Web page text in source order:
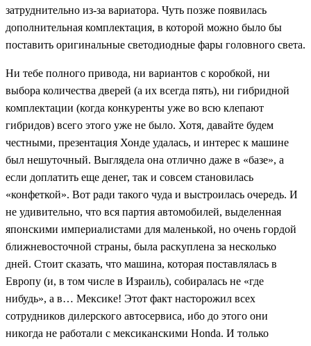
затруднительно из-за вариатора. Чуть позже появилась
дополнительная комплектация, в которой можно было бы
поставить оригинальные светодиодные фары головного света.
Ни тебе полного привода, ни вариантов с коробкой, ни
выбора количества дверей (а их всегда пять), ни гибридной
комплектации (когда конкуренты уже во всю клепают
гибридов) всего этого уже не было. Хотя, давайте будем
честными, презентация Хонде удалась, и интерес к машине
был нешуточный. Выглядела она отлично даже в «базе», а
если доплатить еще денег, так и совсем становилась
«конфеткой». Вот ради такого чуда и выстроилась очередь. И
не удивительно, что вся партия автомобилей, выделенная
японскими империалистами для маленькой, но очень гордой
ближневосточной страны, была раскуплена за несколько
дней. Стоит сказать, что машина, которая поставлялась в
Европу (и, в том числе в Израиль), собиралась не «где
нибудь», а в… Мексике! Этот факт насторожил всех
сотрудников дилерского автосервиса, ибо до этого они
никогда не работали с мексиканскими Honda. И только